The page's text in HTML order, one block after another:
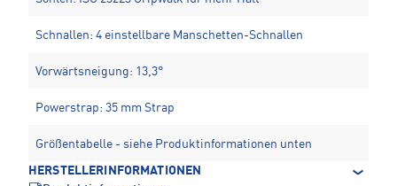
Schnallen: 4 einstellbare Manschetten-Schnallen
Vorwärtsneigung: 13,3°
Powerstrap: 35 mm Strap
Größentabelle - siehe Produktinformationen unten
HERSTELLERINFORMATIONEN